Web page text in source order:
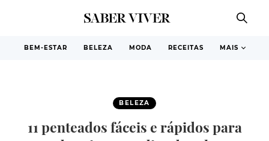
BEM-ESTAR BELEZA MODA RECEITAS MAIS
BELEZA
11 penteados fáceis e rápidos para